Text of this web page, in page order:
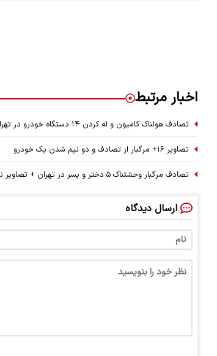
اخبار مرتبط
تصادف هولناک کامیون و له کردن ۱۴ دستگاه خودرو در تهران
تصاویر ۱۶+ مرگبار از تصادف و دو نیم شدن یک خودرو
تصادف مرگبار وحشتناک ۵ دختر و پسر در تهران + تصاویر ناگوار
ارسال دیدگاه